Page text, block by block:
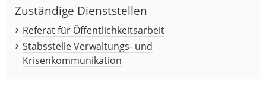
Zuständige Dienststellen
Referat für Öffentlichkeitsarbeit
Stabsstelle Verwaltungs- und
Krisenkommunikation